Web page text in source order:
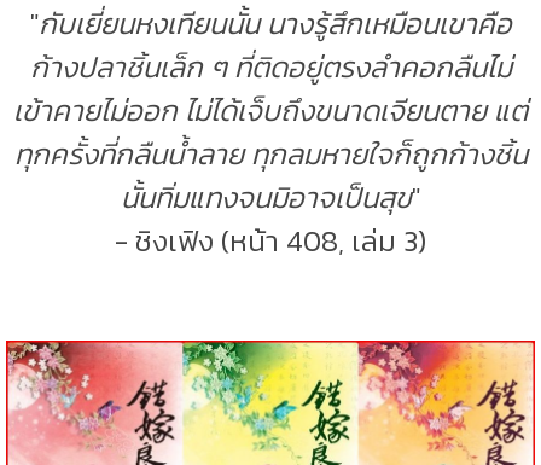
"กับเยี่ยนหงเทียนนั้น นางรู้สึกเหมือนเขาคือ
ก้างปลาชิ้นเล็ก ๆ ที่ติดอยู่ตรงลำคอกลืนไม่
เข้าคายไม่ออก ไม่ได้เจ็บถึงขนาดเจียนตาย แต่
ทุกครั้งที่กลืนน้ำลาย ทุกลมหายใจก็ถูกก้างชิ้น
นั้นทิ่มแทงจนมิอาจเป็นสุข"
- ชิงเฟิง (หน้า 408, เล่ม 3)